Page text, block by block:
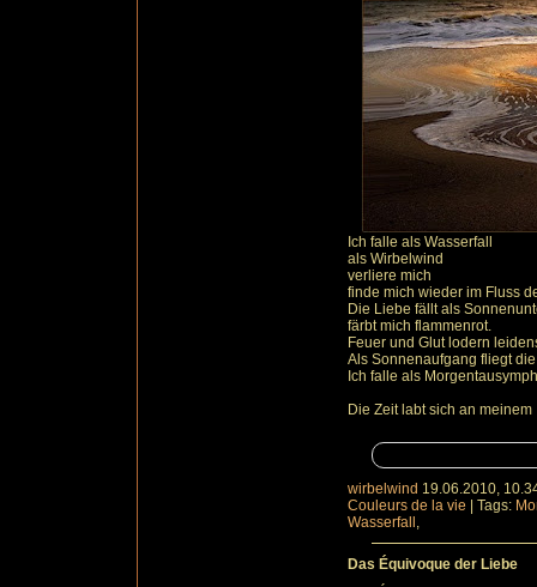
Ich falle als Wasserfall
als Wirbelwind
verliere mich
finde mich wieder im Fluss
Die Liebe fällt als
färbt mich flammenrot.
Feuer und Glut lodern
Als Sonnenaufgang fliegt
Ich falle als
Die Zeit labt sich an meinem
wirbelwind 19.06.2010,
Couleurs de la vie
Tags:
Wasserfall ,
Das Équivoque der Liebe